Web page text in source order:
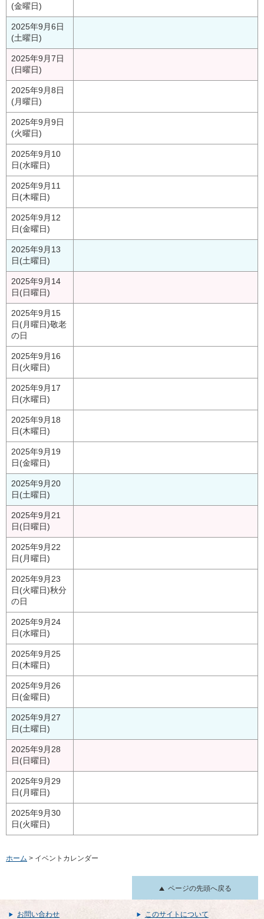
(金曜日)
2025年9月6日
(土曜日)
2025年9月7日
(日曜日)
2025年9月8日
(月曜日)
2025年9月9日
(火曜日)
2025年9月10
日(水曜日)
2025年9月11
日(木曜日)
2025年9月12
日(金曜日)
2025年9月13
日(土曜日)
2025年9月14
日(日曜日)
2025年9月15
日(月曜日)敬老
の日
2025年9月16
日(火曜日)
2025年9月17
日(水曜日)
2025年9月18
日(木曜日)
2025年9月19
日(金曜日)
2025年9月20
日(土曜日)
2025年9月21
日(日曜日)
2025年9月22
日(月曜日)
2025年9月23
日(火曜日)秋分
の日
2025年9月24
日(水曜日)
2025年9月25
日(木曜日)
2025年9月26
日(金曜日)
2025年9月27
日(土曜日)
2025年9月28
日(日曜日)
2025年9月29
日(月曜日)
2025年9月30
日(火曜日)
ホーム > イベントカレンダー
ページの先頭へ戻る
お問い合わせ このサイトについて